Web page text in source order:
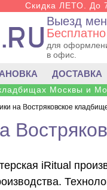
Скидка ЛЕТО. До
Выезд
Бесплатно
для
в офис.
ДОСТАВКА
Москвы и
на Востряковское
iRitual